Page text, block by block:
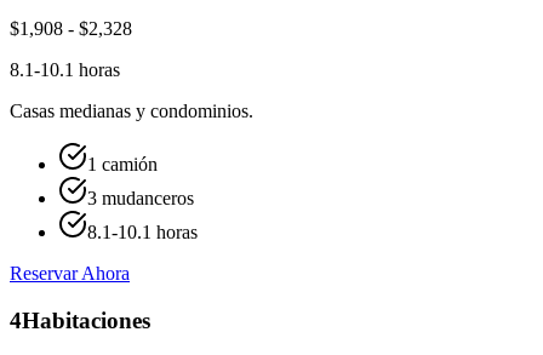
$1,908 - $2,328
8.1-10.1 horas
Casas medianas y condominios.
1 camión
3 mudanceros
8.1-10.1 horas
Reservar Ahora
4Habitaciones